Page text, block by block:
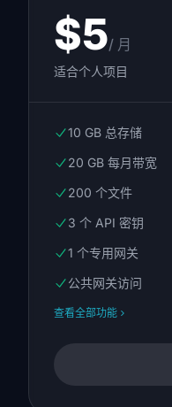
$5/ 月
适合个人项目
10 GB 总存储
20 GB 每月带宽
200 个文件
3 个 API 密钥
1 个专用网关
公共网关访问
查看全部功能